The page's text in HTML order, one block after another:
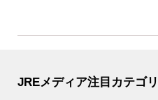
JREメディア注目カテゴリ